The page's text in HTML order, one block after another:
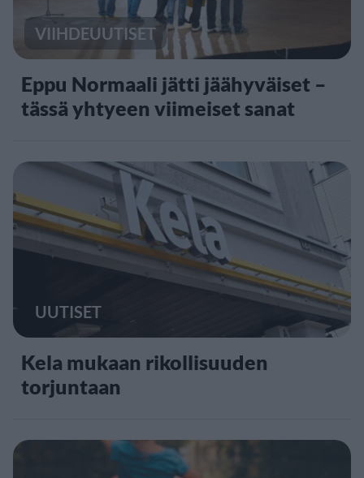
VIIHDEUUTISET
Eppu Normaali jätti jäähyväiset –
tässä yhtyeen viimeiset sanat
UUTISET
Kela mukaan rikollisuuden
torjuntaan